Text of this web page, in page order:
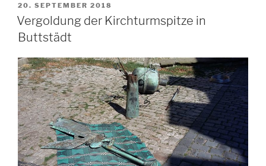
VERÖFFENTLICHT
AM
20. SEPTEMBER 2018
Vergoldung der Kirchturmspitze in
Buttstädt